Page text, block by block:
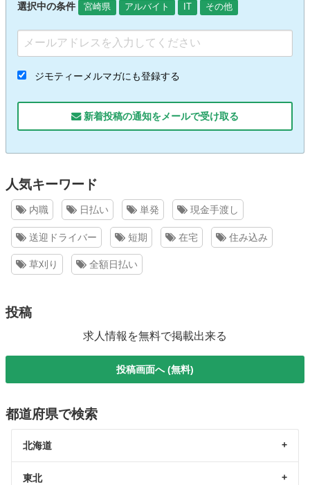
選択中の条件 宮崎県 アルバイト IT その他
ジモティーメルマガにも登録する
新着投稿の通知をメールで受け取る
人気キーワード
内職 日払い 単発 現金手渡し
送迎ドライバー 短期 在宅 住み込み
草刈り 全額日払い
投稿
求人情報を無料で掲載出来る
投稿画面へ (無料)
都道府県で検索
北海道
東北